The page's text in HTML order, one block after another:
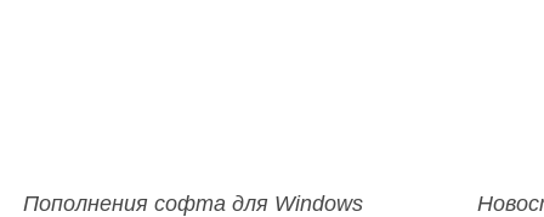
Пополнения софта для Windows